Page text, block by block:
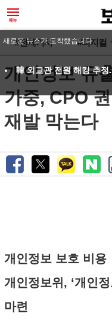
#전체기사 #피지컬
개인정보 유
가중, CPO
재발 막는다
개인정보 보호 비
개인정보위, ‘개인
마련
새로운 뉴스가 도착했습니다.
韓 외교관 전원 해킹 추